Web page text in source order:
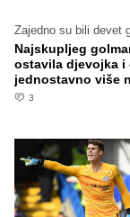
Zajedno su bili devet
Najskupljeg
ostavila djevojka i
jednostavno više
3